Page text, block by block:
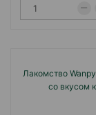
Лакомство
со вкусом